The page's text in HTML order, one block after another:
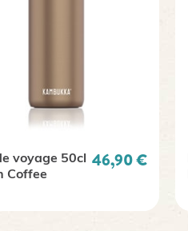
voyage 50cl
Coffee
Prix
46,90 €